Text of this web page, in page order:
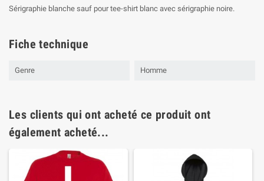
Sérigraphie blanche sauf pour tee-shirt blanc avec sérigraphie noire.
Fiche technique
Genre Homme
Les clients qui ont acheté ce produit ont
également acheté...